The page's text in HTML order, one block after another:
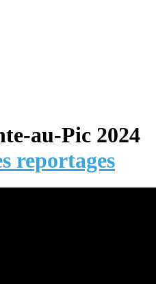
au-Pic 2024
reportages